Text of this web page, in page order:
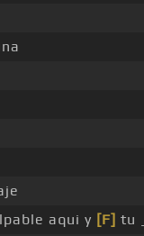
aqui y [F] tu _